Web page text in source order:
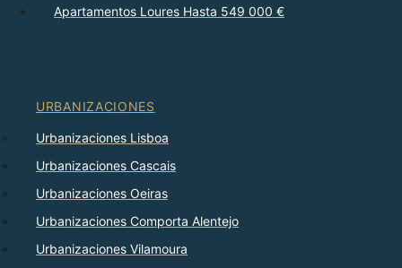
Apartamentos Loures Hasta 549 000 €
URBANIZACIONES
Urbanizaciones Lisboa
Urbanizaciones Cascais
Urbanizaciones Oeiras
Urbanizaciones Comporta Alentejo
Urbanizaciones Vilamoura